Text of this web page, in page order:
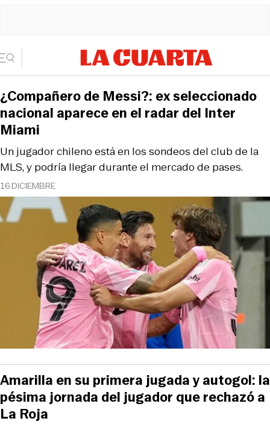
16 DICIEMBRE
Un jugador chileno está en los sondeos del club de la
MLS, y podría llegar durante el mercado de pases.
¿Compañero de Messi?: ex seleccionado
nacional aparece en el radar del Inter
Miami
Amarilla en su primera jugada y autogol: la
pésima jornada del jugador que rechazó a
La Roja